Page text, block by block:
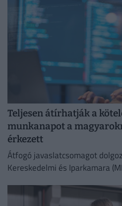
Teljesen átírhatják a
munkanapot a
érkezett
Átfogó javaslatcsomagot
Kereskedelmi és Iparkamara
kezelése érdekében.